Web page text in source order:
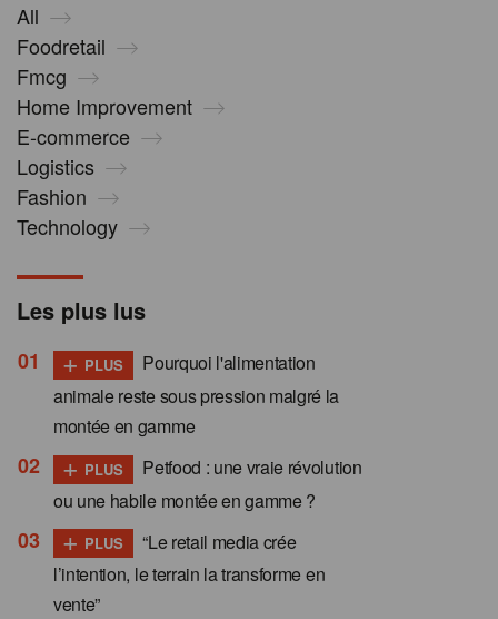
All
Foodretail
Fmcg
Home Improvement
E-commerce
Logistics
Fashion
Technology
Les plus lus
+ PLUS
Pourquoi l'alimentation
animale reste sous pression malgré la
montée en gamme
+ PLUS
Petfood : une vraie révolution
ou une habile montée en gamme ?
+ PLUS
“Le retail media crée
l’intention, le terrain la transforme en
vente”